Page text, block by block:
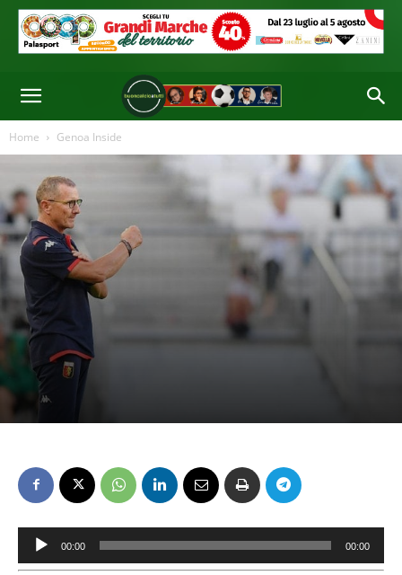
Home Genoa Inside
Audio
Player
00:00 00:00